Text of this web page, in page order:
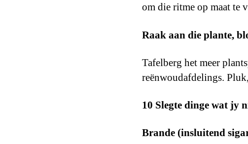
om die ritme op maat te
Raak aan die plante,
Tafelberg het meer
reënwoudafdelings.
10 Slegte dinge wat jy
Brande (insluitend